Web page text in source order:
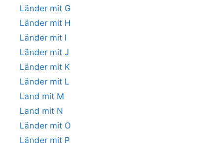
Länder mit G
Länder mit H
Länder mit I
Länder mit J
Länder mit K
Länder mit L
Land mit M
Land mit N
Länder mit O
Länder mit P